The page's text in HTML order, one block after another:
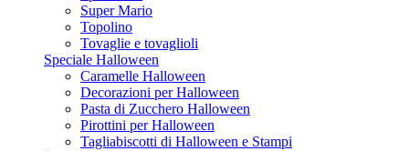
Super Mario
Topolino
Tovaglie e tovaglioli
Speciale Halloween
Caramelle Halloween
Decorazioni per Halloween
Pasta di Zucchero Halloween
Pirottini per Halloween
Tagliabiscotti di Halloween e Stampi